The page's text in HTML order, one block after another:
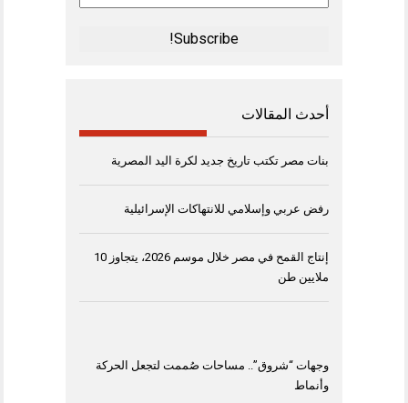
Address
أحدث المقالات
بنات مصر تكتب تاريخ جديد لكرة اليد المصرية
رفض عربي وإسلامي للانتهاكات الإسرائيلية
إنتاج القمح في مصر خلال موسم 2026، يتجاوز 10
ملايين طن
وجهات “شروق”.. مساحات صُممت لتجعل الحركة
وأنماط